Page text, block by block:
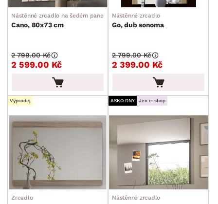
Nástěnné zrcadlo na šedém panelu
Cano, 80x73 cm
2 599.00 Kč
2 799.00 Kč
Nástěnné zrcadlo
Go, dub sonoma
2 399.00 Kč
2 799.00 Kč
Výprodej
Zrcadlo
ASKO DNY Jen e-shop
Nástěnné zrcadlo